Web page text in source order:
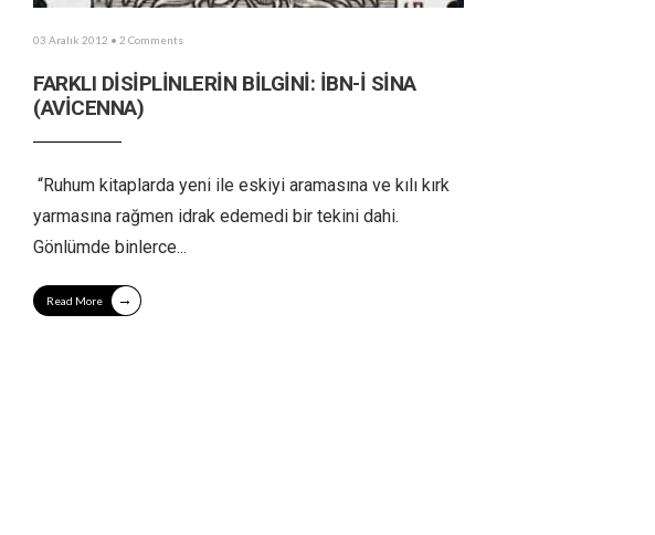
03 Aralık 2012 • 2 Comments
FARKLI DİSİPLİNLERİN BİLGİNİ: İBN-İ SİNA
(AVİCENNA)
“Ruhum kitaplarda yeni ile eskiyi aramasına ve kılı kırk
yarmasına rağmen idrak edemedi bir tekini dahi.
Gönlümde binlerce...
Read More →